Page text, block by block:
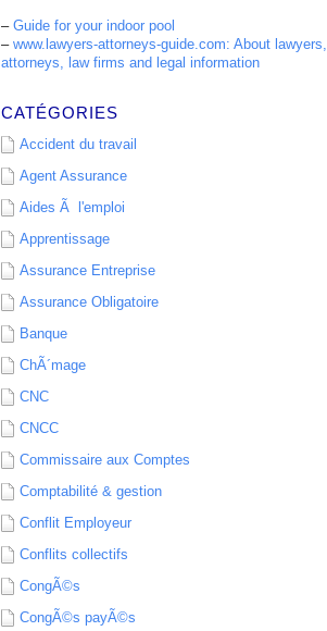
– Guide for your indoor pool
– www.lawyers-attorneys-guide.com: About lawyers,
attorneys, law firms and legal information
CATÉGORIES
Accident du travail
Agent Assurance
Aides Ã l'emploi
Apprentissage
Assurance Entreprise
Assurance Obligatoire
Banque
ChÃ´mage
CNC
CNCC
Commissaire aux Comptes
Comptabilité & gestion
Conflit Employeur
Conflits collectifs
CongÃ©s
CongÃ©s payÃ©s